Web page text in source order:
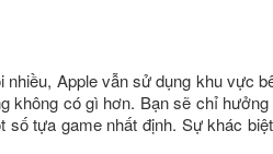
nhiều, Apple vẫn sử dụng khu vực
không có gì hơn. Bạn sẽ chỉ
tựa game nhất định. Sự khác